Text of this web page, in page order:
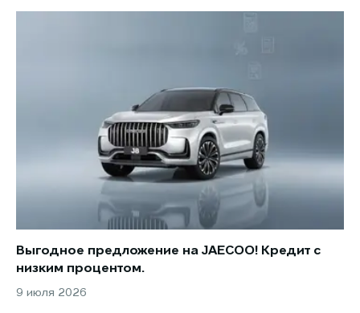
Выгодное предложение на JAECOO! Кредит с
низким процентом.
9 июля 2026